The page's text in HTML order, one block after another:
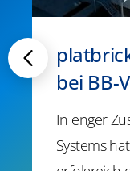
bei BB-
In enger
Systems